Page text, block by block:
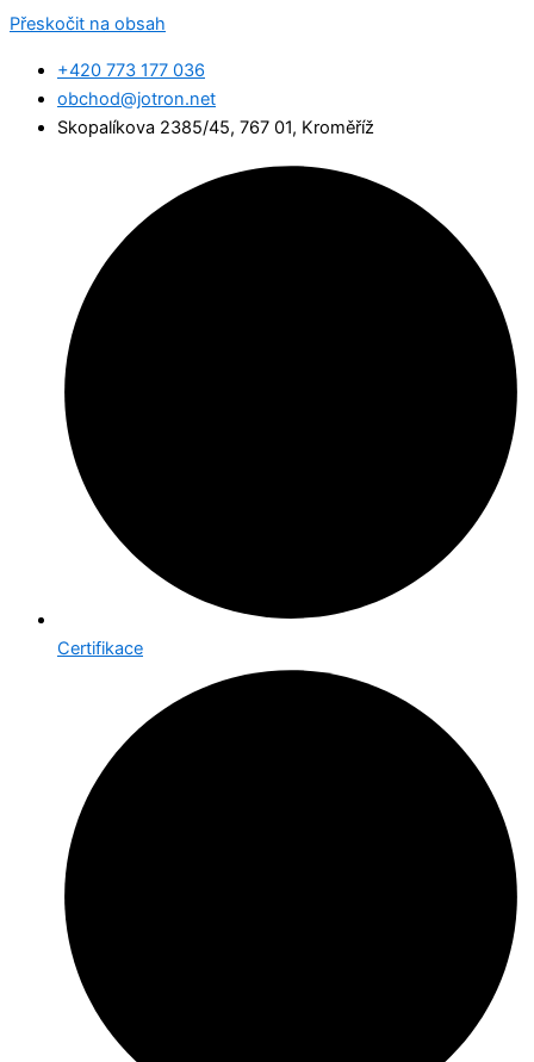
Přeskočit na obsah
+420 773 177 036
obchod@jotron.net
Skopalíkova 2385/45, 767 01, Kroměříž
Certifikace